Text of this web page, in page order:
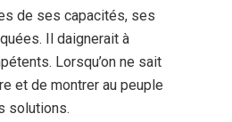
de ses capacités, ses
Il daignerait à
Lorsqu’on ne sait
et de montrer au peuple
solutions.